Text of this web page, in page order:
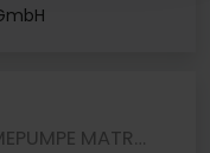
Elroq 60 SPORTLINE AHK WÄRMEPUMPE MATRIXLED LM20